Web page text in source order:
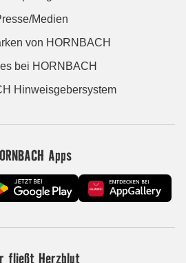
Medien
von HORNBACH
bei HORNBACH
Hinweisgebersystem
Apps
fließt Herzblut